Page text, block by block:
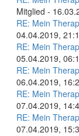
Mitglied -
RE: Mein
04.04.2019,
RE: Mein
05.04.2019,
RE: Mein
06.04.2019,
RE: Mein
07.04.2019,
RE: Mein
07.04.2019,